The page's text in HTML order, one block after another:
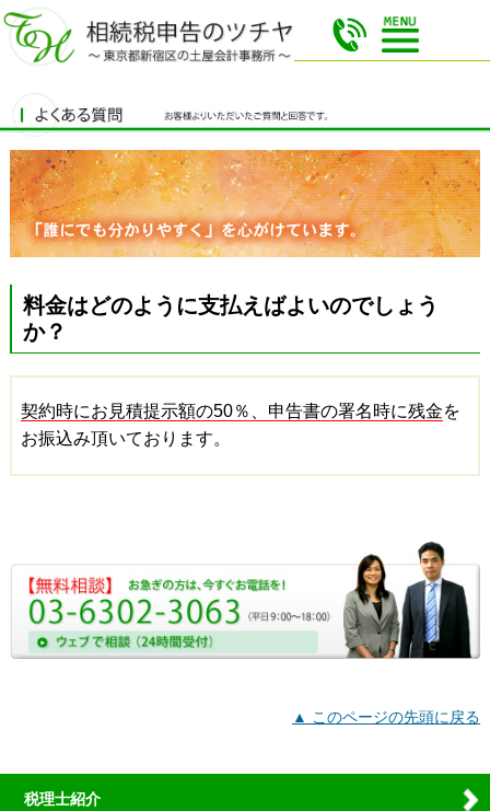
料金はどのように支払えばよいのでしょう
か？
契約時にお見積提示額の50％、申告書の署名時に残金を
お振込み頂いております。
▲ このページの先頭に戻る
税理士紹介